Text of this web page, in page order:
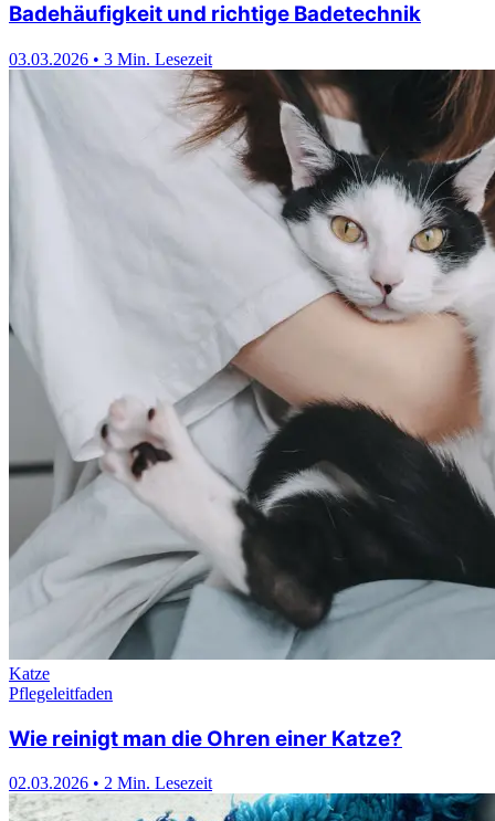
Badehäufigkeit und richtige Badetechnik
03.03.2026 • 3 Min. Lesezeit
Katze
Pflegeleitfaden
Wie reinigt man die Ohren einer Katze?
02.03.2026 • 2 Min. Lesezeit